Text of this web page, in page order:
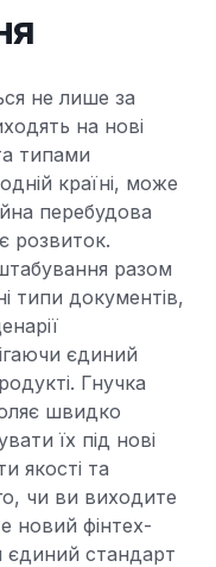
не лише за
на нові
типами
країні, може
перебудова
розвиток.
разом
типи документів,
єдиний
Гнучка
швидко
їх під нові
якості та
чи ви виходите
новий фінтех-
єдиний стандарт